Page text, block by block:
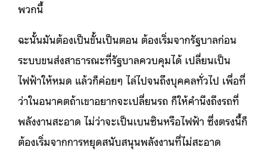
พวกนี้
ฉะนั้นมันต้องเป็นขั้นเป็นตอน ต้องเริ่มจากรัฐบาลก่อน
ระบบขนส่งสาธารณะที่รัฐบาลควบคุมได้ เปลี่ยนเป็น
ไฟฟ้าให้หมด แล้วก็ค่อยๆ ไล่ไปจนถึงบุคคลทั่วไป เพื่อที่
ว่าในอนาคตถ้าเขาอยากจะเปลี่ยนรถ ก็ให้คำนึงถึงรถที่
พลังงานสะอาด ไม่ว่าจะเป็นเบนซินหรือไฟฟ้า ซึ่งตรงนี้ก็
ต้องเริ่มจากการหยุดสนับสนุนพลังงานที่ไม่สะอาด